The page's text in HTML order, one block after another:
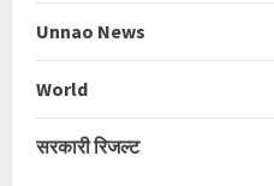
Unnao News
World
सरकारी रिजल्ट